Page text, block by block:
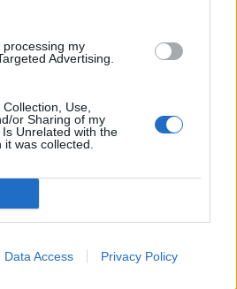
my
Advertising.
Use,
or Sharing of my
Unrelated with the
was collected.
Data Access Privacy Policy
más tarde. Si tienes una